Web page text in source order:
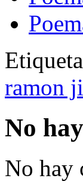
ramon
No
No hay